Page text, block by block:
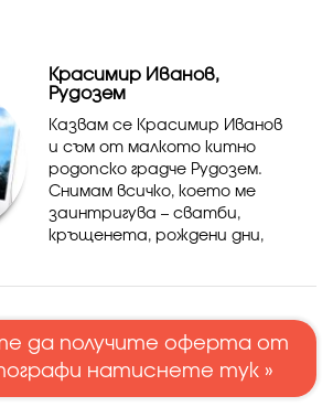
Красимир Иванов,
Рудозем
Казвам се Красимир Иванов
и съм от малкото китно
родопско градче Рудозем.
Снимам всичко, което ме
заинтригува – сватби,
кръщенета, рождени дни,
да получите оферта от
натиснете тук »